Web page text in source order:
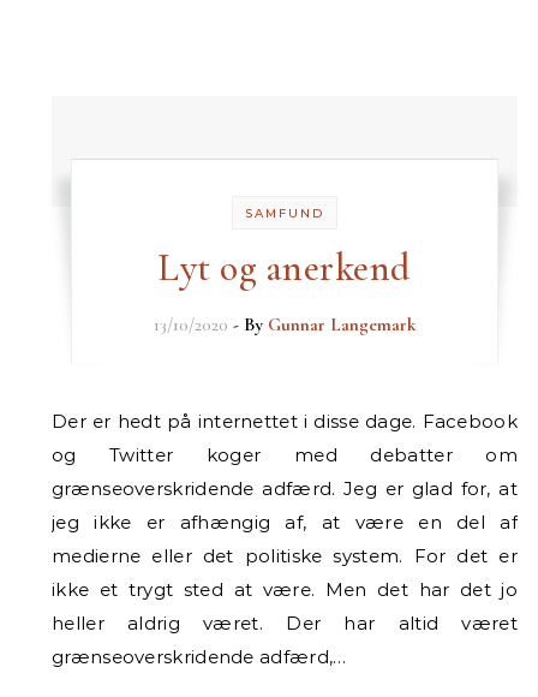
SAMFUND
Lyt og anerkend
13/10/2020 - By Gunnar Langemark
Der er hedt på internettet i disse dage. Facebook
og Twitter koger med debatter om
grænseoverskridende adfærd. Jeg er glad for, at
jeg ikke er afhængig af, at være en del af
medierne eller det politiske system. For det er
ikke et trygt sted at være. Men det har det jo
heller aldrig været. Der har altid været
grænseoverskridende adfærd,…